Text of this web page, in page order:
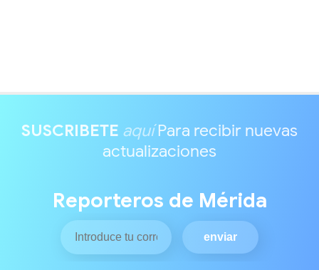
SUSCRIBETE aquíPara recibir nuevas
actualizaciones
Reporteros de Mérida